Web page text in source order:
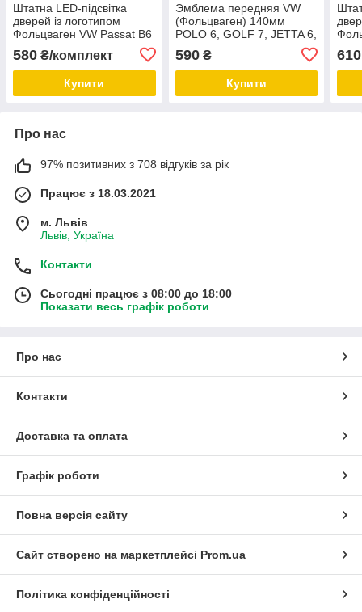
Штатна LED-підсвітка
дверей із логотипом
Фольцваген VW Passat B6
TOUAREG Tiguan Golf 5 6
7
580 ₴/комплект
Купити
Эмблема передняя VW
(Фольцваген) 140мм
POLO 6, GOLF 7, JETTA 6,
TOUAREG 3 Хром
(3GD853601B)
590₴
Купити
7
610
Про нас
97% позитивних з 708 відгуків за рік
Працює з 18.03.2021
м. Львів
Львів, Україна
Контакти
Сьогодні працює з 08:00 до 18:00
Показати весь графік роботи
Про нас
Контакти
Доставка та оплата
Графік роботи
Повна версія сайту
Сайт створено на маркетплейсі Prom.ua
Політика конфіденційності